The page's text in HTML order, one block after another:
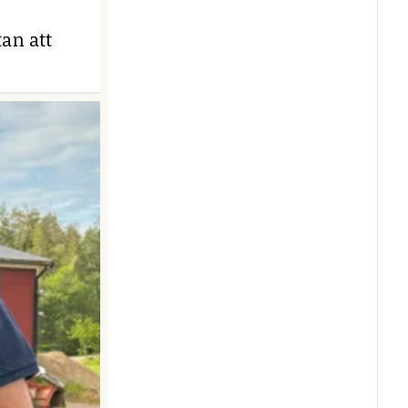
att